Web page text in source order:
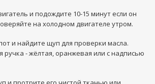
и подождите 10-15 минут если он
на холодном двигателе утром.
и найдите щуп для проверки масла.
ручка - жёлтая, оранжевая или с надписью